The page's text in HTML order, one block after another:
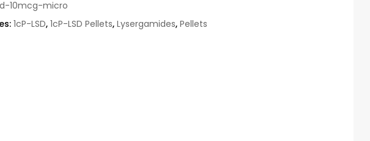
10mcg-micro
1cP-LSD, 1cP-LSD Pellets, Lysergamides, Pellets